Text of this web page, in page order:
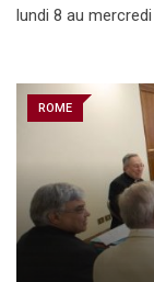
lundi 8 au
ROME